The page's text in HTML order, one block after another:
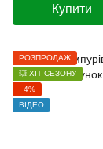
Купити
РОЗПРОДАЖ
💥 ХІТ СЕЗОНУ
−4%
ВІДЕО